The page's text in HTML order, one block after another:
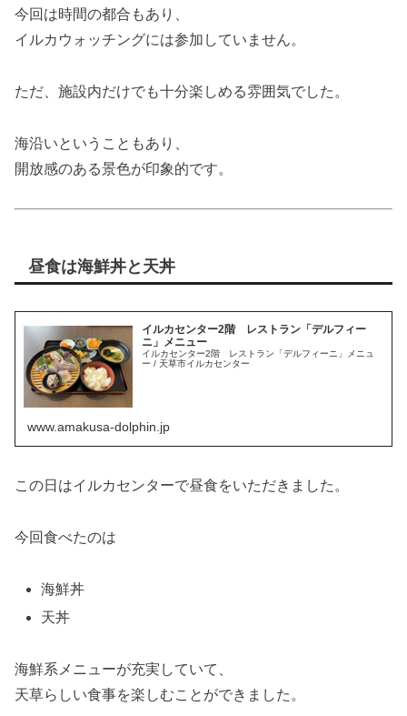
今回は時間の都合もあり、
イルカウォッチングには参加していません。
ただ、施設内だけでも十分楽しめる雰囲気でした。
海沿いということもあり、
開放感のある景色が印象的です。
昼食は海鮮丼と天丼
イルカセンター2階 レストラン「デルフィー
ニ」メニュー
イルカセンター2階 レストラン「デルフィーニ」メニュ
ー / 天草市イルカセンター
www.amakusa-dolphin.jp
この日はイルカセンターで昼食をいただきました。
今回食べたのは
海鮮丼
天丼
海鮮系メニューが充実していて、
天草らしい食事を楽しむことができました。